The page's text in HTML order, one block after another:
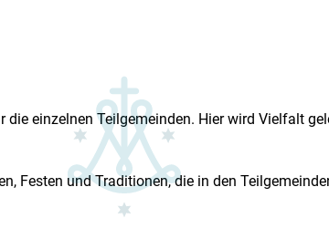
einzelnen Teilgemeinden. Hier wird Vielfalt
Festen und Traditionen, die in den